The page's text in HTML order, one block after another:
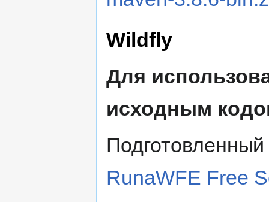
Wildfly
Для
исходным
RunaWFE Free